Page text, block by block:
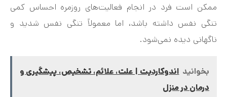
ممکن است فرد در انجام فعالیت‌های روزمره احساس کمی
تنگی نفس داشته باشد، اما معمولاً تنگی نفس شدید و
ناگهانی دیده نمی‌شود.
بخوانید اندوکاردیت | علت، علائم، تشخیص، پیشگیری و
درمان در منزل